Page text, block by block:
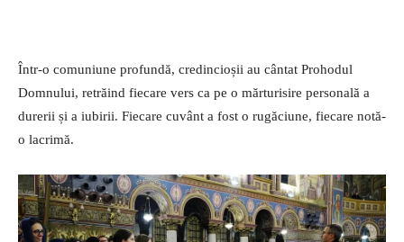
Într-o comuniune profundă, credincioșii au cântat Prohodul
Domnului, retrăind fiecare vers ca pe o mărturisire personală a
durerii și a iubirii. Fiecare cuvânt a fost o rugăciune, fiecare notă-
o lacrimă.